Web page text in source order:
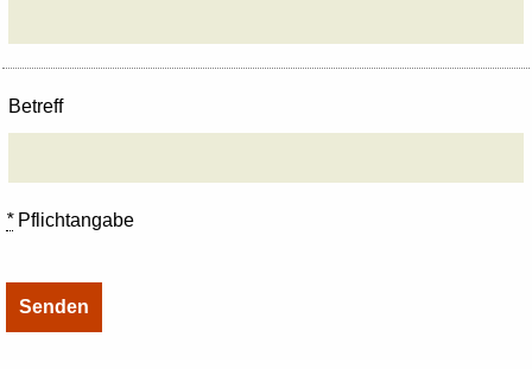
Betreff
*Pflichtangabe